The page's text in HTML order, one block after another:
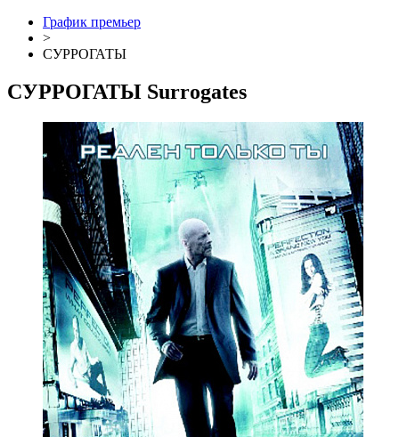
График премьер
>
СУРРОГАТЫ
СУРРОГАТЫ Surrogates